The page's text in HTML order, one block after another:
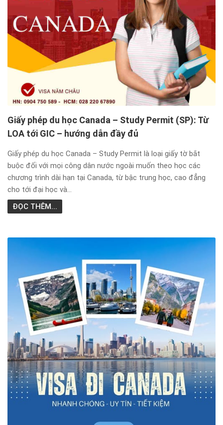
Giấy phép du học Canada – Study Permit (SP): Từ
LOA tới GIC – hướng dẫn đầy đủ
Giấy phép du học Canada – Study Permit là loại giấy tờ bắt
buộc đối với mọi công dân nước ngoài muốn theo học các
chương trình dài hạn tại Canada, từ bậc trung học, cao đẳng
cho tới đại học và...
ĐỌC THÊM...